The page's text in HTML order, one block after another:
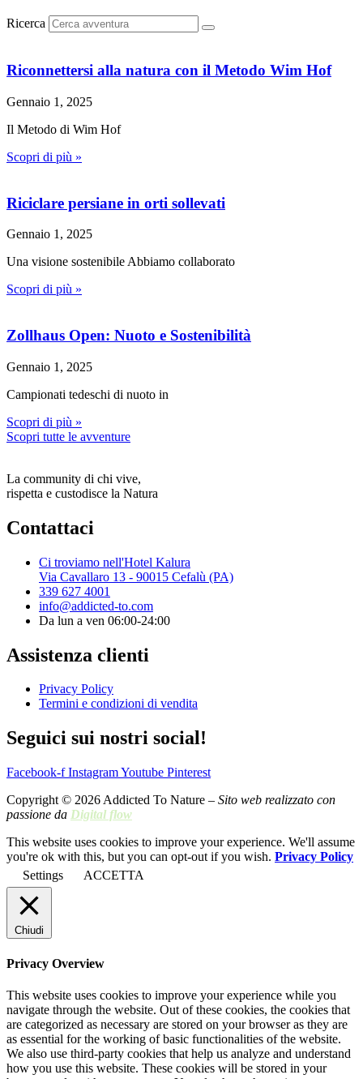
Ricerca
Riconnettersi alla natura con il Metodo Wim Hof
Gennaio 1, 2025
Il Metodo di Wim Hof
Scopri di più »
Riciclare persiane in orti sollevati
Gennaio 1, 2025
Una visione sostenibile Abbiamo collaborato
Scopri di più »
Zollhaus Open: Nuoto e Sostenibilità
Gennaio 1, 2025
Campionati tedeschi di nuoto in
Scopri di più »
Scopri tutte le avventure
La community di chi vive,
rispetta e custodisce la Natura
Contattaci
Ci troviamo nell'Hotel Kalura
Via Cavallaro 13 - 90015 Cefalù (PA)
339 627 4001
info@addicted-to.com
Da lun a ven 06:00-24:00
Assistenza clienti
Privacy Policy
Termini e condizioni di vendita
Seguici sui nostri social!
Facebook-f InstagramYoutube Pinterest
Copyright © 2026 Addicted To Nature – Sito web realizzato con
passione da Digital flow
This website uses cookies to improve your experience. We'll assume
you're ok with this, but you can opt-out if you wish. Privacy Policy
Settings
ACCETTA
Chiudi
Privacy Overview
This website uses cookies to improve your experience while you
navigate through the website. Out of these cookies, the cookies that
are categorized as necessary are stored on your browser as they are
as essential for the working of basic functionalities of the website.
We also use third-party cookies that help us analyze and understand
how you use this website. These cookies will be stored in your